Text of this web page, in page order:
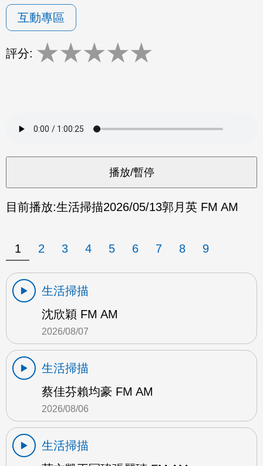
互動專區
評分: ★★★★★
目前播放:生活掃描2026/05/13郭月英 FM AM
1 2 3 4 5 6 7 8 9
生活掃描
沈欣穎 FM AM
2026/08/07
生活掃描
蔡佳芬賴均豪 FM AM
2026/08/06
生活掃描